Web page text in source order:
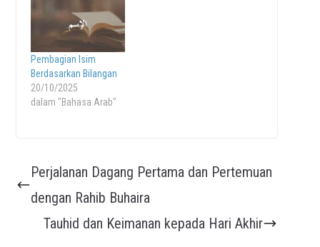
Pembagian Isim
Berdasarkan Bilangan
20/10/2025
dalam "Bahasa Arab"
Perjalanan Dagang Pertama dan Pertemuan
dengan Rahib Buhaira
Tauhid dan Keimanan kepada Hari Akhir